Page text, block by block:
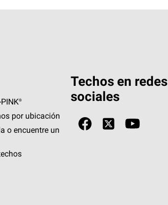
PINK®
por ubicación
o encuentre un
Techos en redes
sociales